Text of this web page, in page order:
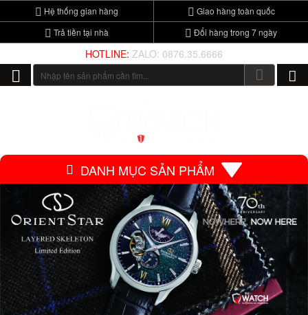
Hệ thống gian hàng
Giao hàng toàn quốc
Trả tiền tại nhà
Đổi hàng trong 7 ngày
HOTLINE: ZALO: 0876.35.6666
DANH MỤC SẢN PHẨM